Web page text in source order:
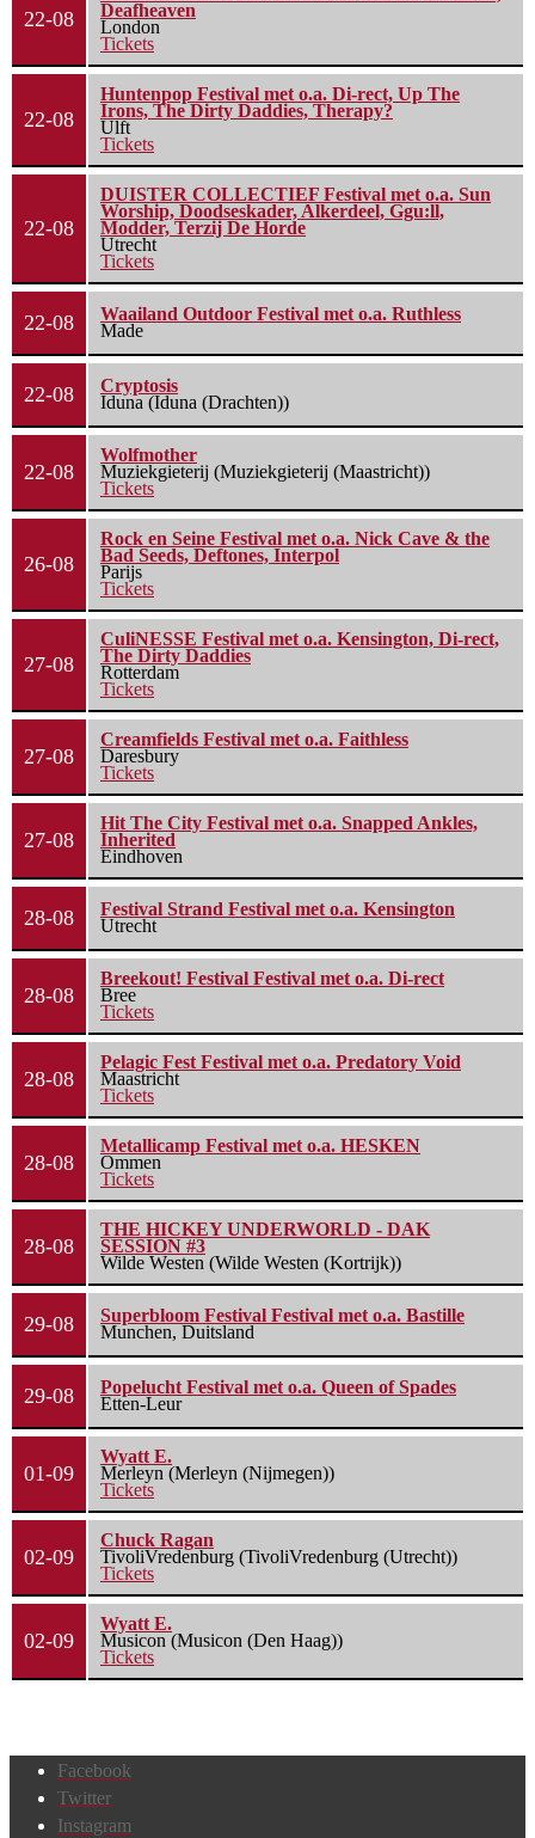
22-08
Deafheaven
London
Tickets
22-08
Huntenpop Festival met o.a. Di-rect, Up The
Irons, The Dirty Daddies, Therapy?
Ulft
Tickets
22-08
DUISTER COLLECTIEF Festival met o.a. Sun
Worship, Doodseskader, Alkerdeel, Ggu:ll,
Modder, Terzij De Horde
Utrecht
Tickets
22-08
Waailand Outdoor Festival met o.a. Ruthless
Made
22-08
Cryptosis
Iduna (Iduna (Drachten))
22-08
Wolfmother
Muziekgieterij (Muziekgieterij (Maastricht))
Tickets
26-08
Rock en Seine Festival met o.a. Nick Cave & the
Bad Seeds, Deftones, Interpol
Parijs
Tickets
27-08
CuliNESSE Festival met o.a. Kensington, Di-rect,
The Dirty Daddies
Rotterdam
Tickets
27-08
Creamfields Festival met o.a. Faithless
Daresbury
Tickets
27-08
Hit The City Festival met o.a. Snapped Ankles,
Inherited
Eindhoven
28-08
Festival Strand Festival met o.a. Kensington
Utrecht
28-08
Breekout! Festival Festival met o.a. Di-rect
Bree
Tickets
28-08
Pelagic Fest Festival met o.a. Predatory Void
Maastricht
Tickets
28-08
Metallicamp Festival met o.a. HESKEN
Ommen
Tickets
28-08
THE HICKEY UNDERWORLD - DAK
SESSION #3
Wilde Westen (Wilde Westen (Kortrijk))
29-08
Superbloom Festival Festival met o.a. Bastille
Munchen, Duitsland
29-08
Popelucht Festival met o.a. Queen of Spades
Etten-Leur
01-09
Wyatt E.
Merleyn (Merleyn (Nijmegen))
Tickets
02-09
Chuck Ragan
TivoliVredenburg (TivoliVredenburg (Utrecht))
Tickets
02-09
Wyatt E.
Musicon (Musicon (Den Haag))
Tickets
Facebook
Twitter
Instagram